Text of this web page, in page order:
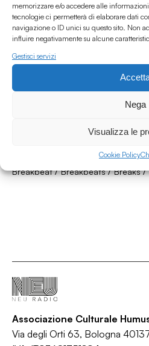
memorizzare e/o accedere alle
tecnologie ci permetterà di elaborare dati
navigazione o ID unici su questo sito. Non
influire negativamente su alcune
Gestisci servizi
Nega
Visualizza le
Cookie Policy
Breakbeat/Breakbeats/Breaks/
Associazione Culturale
Via degli Orti 63, Bologna